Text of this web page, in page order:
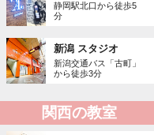
静岡駅北口から徒歩5
分
新潟 スタジオ
新潟交通バス「古町」
から徒歩3分
関西の教室